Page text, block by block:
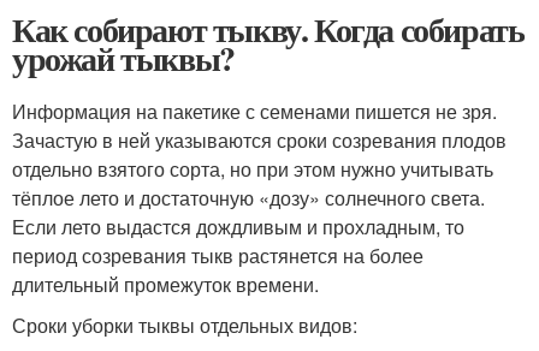
Как собирают тыкву. Когда собирать
урожай тыквы?
Информация на пакетике с семенами пишется не зря.
Зачастую в ней указываются сроки созревания плодов
отдельно взятого сорта, но при этом нужно учитывать
тёплое лето и достаточную «дозу» солнечного света.
Если лето выдастся дождливым и прохладным, то
период созревания тыкв растянется на более
длительный промежуток времени.
Сроки уборки тыквы отдельных видов: